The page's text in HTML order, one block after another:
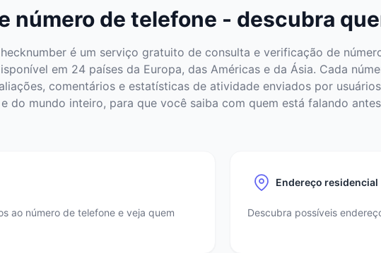
número de telefone - descubra
é um serviço gratuito de consulta e verificação de
em 24 países da Europa, das Américas e da Ásia. Cada
comentários e estatísticas de atividade enviados por
e do mundo inteiro, para que você saiba com quem está falando
ao número de telefone e veja quem
Endereço residencial
Descubra possíveis